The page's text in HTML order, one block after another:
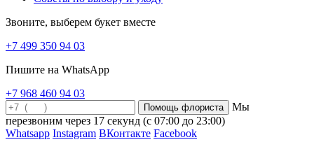
Звоните, выберем букет вместе
+7 499 350 94 03
Пишите на WhatsApp
+7 968 460 94 03
Мы
перезвоним через 17 секунд (с 07:00 до 23:00)
Whatsapp Instagram ВКонтакте Facebook
сиреневые оттенки тюльпанов смогут передать ваше глубокое
почтение и уважение; оранжевые способны выразить заботу и
расцветке сможет подарить море нежности и положительных
Тюльпаны обладают невероятно разнообразной гаммой
оттенков: от белоснежного до практически черного. И каждый
из этих цветов несёт в себе особое значение и настроение,